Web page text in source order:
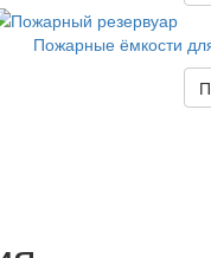
Пожарные ёмкости